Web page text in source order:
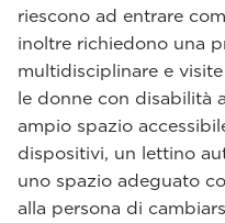
riescono ad entrare
inoltre richiedono una
multidisciplinare e
le donne con disabilità
ampio spazio
dispositivi, un lettino
uno spazio adeguato
alla persona di